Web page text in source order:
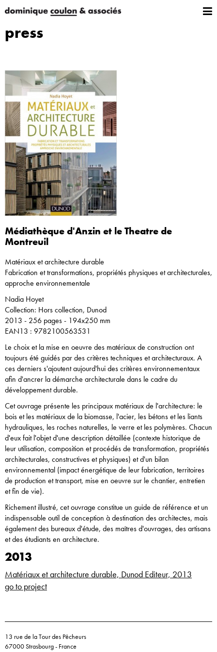
press
Médiathèque d'Anzin et le Theatre de
Montreuil
Matériaux et architecture durable
Fabrication et transformations, propriétés physiques et architecturales,
approche environnementale
Nadia Hoyet
Collection: Hors collection, Dunod
2013 - 256 pages - 194x250 mm
EAN13 : 9782100563531
Le choix et la mise en oeuvre des matériaux de construction ont
toujours été guidés par des critères techniques et architecturaux. A
ces derniers s'ajoutent aujourd'hui des critères environnementaux
afin d'ancrer la démarche architecturale dans le cadre du
développement durable.
Cet ouvrage présente les principaux matériaux de l'architecture: le
bois et les matériaux de la biomasse, l'acier, les bétons et les liants
hydrauliques, les roches naturelles, le verre et les polymères. Chacun
d'eux fait l'objet d'une description détaillée (contexte historique de
leur utilisation, composition et procédés de transformation, propriétés
architecturales, constructives et physiques) et d'un bilan
environnemental (impact énergétique de leur fabrication, territoires
de production et transport, mise en oeuvre sur le chantier, entretien
et fin de vie).
Richement illustré, cet ouvrage constitue un guide de référence et un
indispensable outil de conception à destination des architectes, mais
également des bureaux d'étude, des maîtres d'ouvrages, des artisans
et des étudiants en architecture.
2013
Matériaux et architecture durable, Dunod Editeur, 2013
go to project
13 rue de la Tour des Pêcheurs
67000 Strasbourg - France